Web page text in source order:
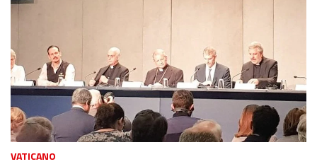
VATICANO